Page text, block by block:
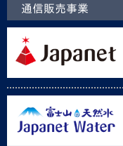
通信販売事業